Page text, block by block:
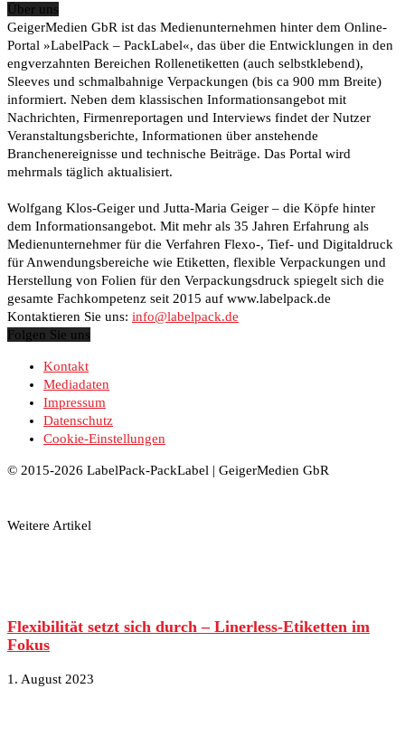
Über uns
GeigerMedien GbR ist das Medienunternehmen hinter dem Online-
Portal »LabelPack – PackLabel«, das über die Entwicklungen in den
engverzahnten Bereichen Rollenetiketten (auch selbstklebend),
Sleeves und schmalbahnige Verpackungen (bis ca 900 mm Breite)
informiert. Neben dem klassischen Informationsangebot mit
Nachrichten, Firmenreportagen und Interviews findet der Nutzer
Veranstaltungsberichte, Informationen über anstehende
Branchenereignisse und technische Beiträge. Das Portal wird
mehrmals täglich aktualisiert.
Wolfgang Klos-Geiger und Jutta-Maria Geiger – die Köpfe hinter
dem Informationsangebot. Mit mehr als 35 Jahren Erfahrung als
Medienunternehmer für die Verfahren Flexo-, Tief- und Digitaldruck
für Anwendungsbereiche wie Etiketten, flexible Verpackungen und
Herstellung von Folien für den Verpackungsdruck spiegelt sich die
gesamte Fachkompetenz seit 2015 auf www.labelpack.de
Kontaktieren Sie uns: info@labelpack.de
Folgen Sie uns
Kontakt
Mediadaten
Impressum
Datenschutz
Cookie-Einstellungen
© 2015-2026 LabelPack-PackLabel | GeigerMedien GbR
Weitere Artikel
Flexibilität setzt sich durch – Linerless-Etiketten im
Fokus
1. August 2023